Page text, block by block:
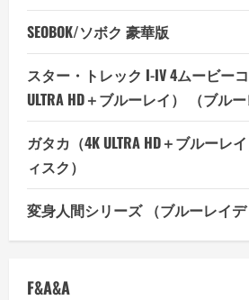
SEOBOK/ソボク 豪華版
スター・トレック I-IV 4ムービー
ULTRA HD＋ブルーレイ） （ブル
ガタカ（4K ULTRA HD＋ブルーレ
ィスク）
変身人間シリーズ （ブルーレイデ
F&A&A